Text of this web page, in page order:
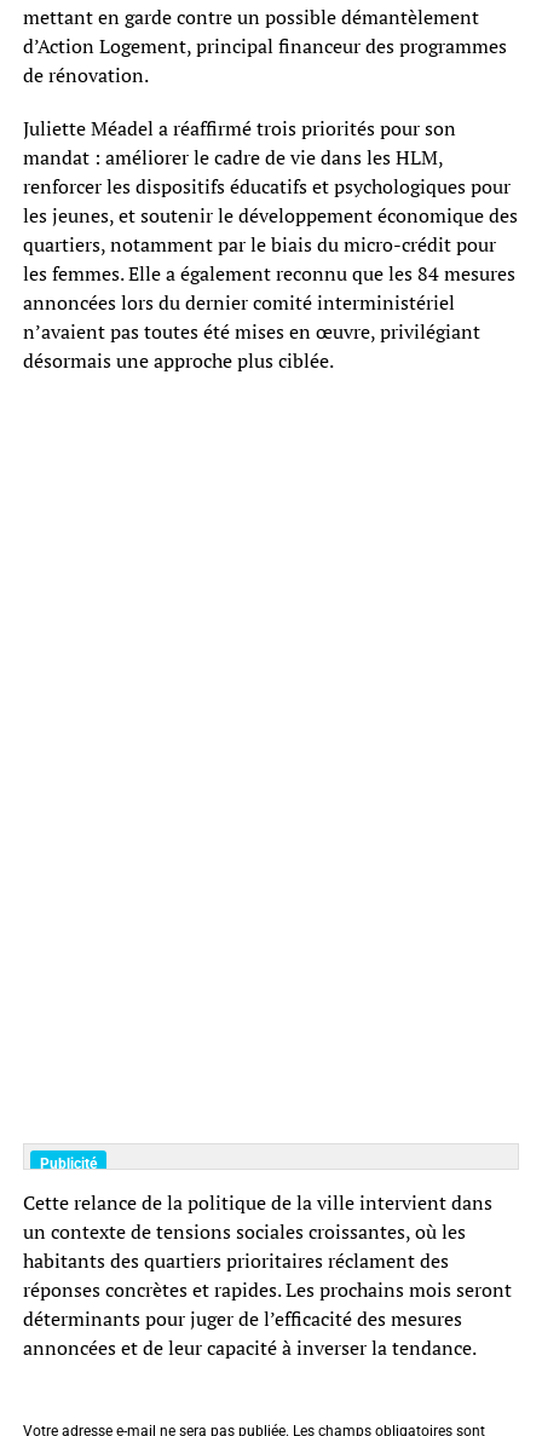
mettant en garde contre un possible démantèlement
d’Action Logement, principal financeur des programmes
de rénovation.
Juliette Méadel a réaffirmé trois priorités pour son
mandat : améliorer le cadre de vie dans les HLM,
renforcer les dispositifs éducatifs et psychologiques pour
les jeunes, et soutenir le développement économique des
quartiers, notamment par le biais du micro-crédit pour
les femmes. Elle a également reconnu que les 84 mesures
annoncées lors du dernier comité interministériel
n’avaient pas toutes été mises en œuvre, privilégiant
désormais une approche plus ciblée.
Cette relance de la politique de la ville intervient dans
un contexte de tensions sociales croissantes, où les
habitants des quartiers prioritaires réclament des
réponses concrètes et rapides. Les prochains mois seront
déterminants pour juger de l’efficacité des mesures
annoncées et de leur capacité à inverser la tendance.
Votre adresse e-mail ne sera pas publiée. Les champs obligatoires sont